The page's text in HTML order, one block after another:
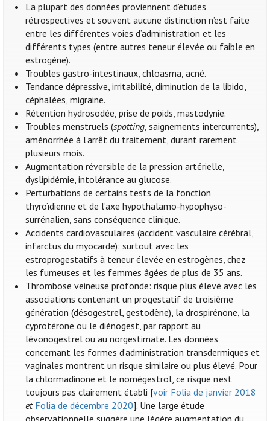
La plupart des données proviennent d’études
rétrospectives et souvent aucune distinction n’est faite
entre les différentes voies d’administration et les
différents types (entre autres teneur élevée ou faible en
estrogène).
Troubles gastro-intestinaux, chloasma, acné.
Tendance dépressive, irritabilité, diminution de la libido,
céphalées, migraine.
Rétention hydrosodée, prise de poids, mastodynie.
Troubles menstruels (spotting, saignements intercurrents),
aménorrhée à l’arrêt du traitement, durant rarement
plusieurs mois.
Augmentation réversible de la pression artérielle,
dyslipidémie, intolérance au glucose.
Perturbations de certains tests de la fonction
thyroïdienne et de l’axe hypothalamo-hypophyso-
surrénalien, sans conséquence clinique.
Accidents cardiovasculaires (accident vasculaire cérébral,
infarctus du myocarde): surtout avec les
estroprogestatifs à teneur élevée en estrogènes, chez
les fumeuses et les femmes âgées de plus de 35 ans.
Thrombose veineuse profonde: risque plus élevé avec les
associations contenant un progestatif de troisième
génération (désogestrel, gestodène), la drospirénone, la
cyprotérone ou le diénogest, par rapport au
lévonogestrel ou au norgestimate. Les données
concernant les formes d’administration transdermiques et
vaginales montrent un risque similaire ou plus élevé. Pour
la chlormadinone et le nomégestrol, ce risque n'est
toujours pas clairement établi [voir Folia de janvier 2018
et Folia de décembre 2020]. Une large étude